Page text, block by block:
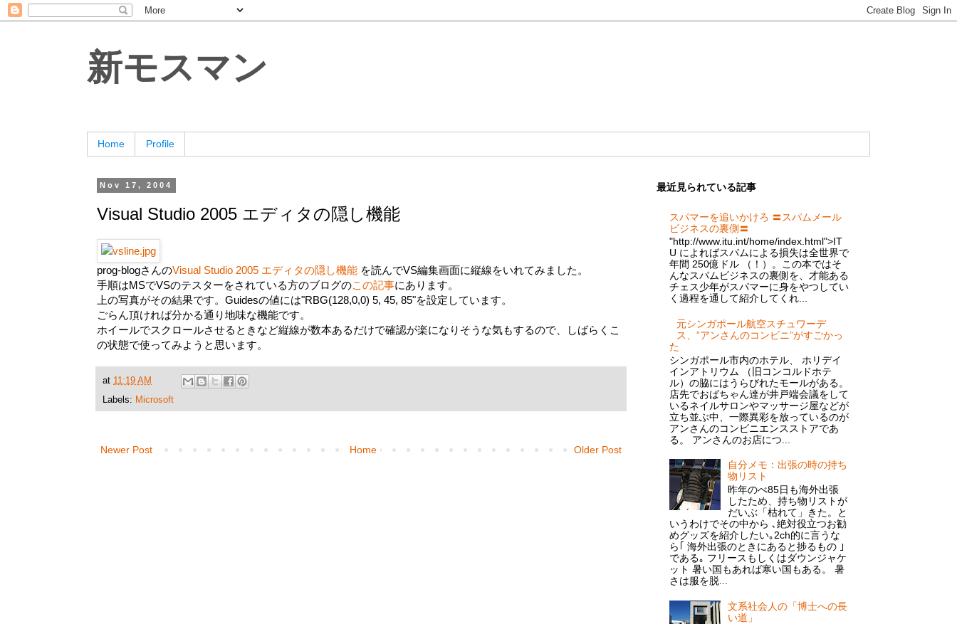
新モスマン
Home Profile
Nov 17, 2004
Visual Studio 2005 エディタの隠し機能
prog-blogさんのVisual Studio 2005 エディタの隠し機能 を読んでVS編集画面に縦線をいれてみました。
手順はMSでVSのテスターをされている方のブログのこの記事にあります。
上の写真がその結果です。Guidesの値には"RBG(128,0,0) 5, 45, 85"を設定しています。
ごらん頂ければ分かる通り地味な機能です。
ホイールでスクロールさせるときなど縦線が数本あるだけで確認が楽になりそうな気もするので、しばらくこ
の状態で使ってみようと思います。
at 11:19 AM
Labels: Microsoft
Newer Post Older Post
Home
最近見られている記事
スパマーを追いかけろ 〓スパムメール
ビジネスの裏側〓
"http://www.itu.int/home/index.html">IT
U によればスパムによる損失は全世界で
年間 250億ドル （！）。この本ではそ
んなスパムビジネスの裏側を、才能ある
チェス少年がスパマーに身をやつしてい
く過程を通して紹介してくれ...
元シンガポール航空スチュワーデ
ス、”アンさんのコンビニ”がすごかっ
た
シンガポール市内のホテル、 ホリデイ
インアトリウム （旧コンコルドホテ
ル）の脇にはうらびれたモールがある。
店先でおばちゃん達が井戸端会議をして
いるネイルサロンやマッサージ屋などが
立ち並ぶ中、一際異彩を放っているのが
アンさんのコンビニエンスストアであ
る。 アンさんのお店につ...
自分メモ：出張の時の持ち
物リスト
昨年のべ85日も海外出張
したため、持ち物リストが
だいぶ「枯れて」きた。と
いうわけでその中から ､絶対役立つお勧
めグッズを紹介したい｡2ch的に言うな
ら｢ 海外出張のときにあると捗るもの ｣
である｡ フリースもしくはダウンジャケ
ット 暑い国もあれば寒い国もある。 暑
さは服を脱...
文系社会人の「博士への長
い道」